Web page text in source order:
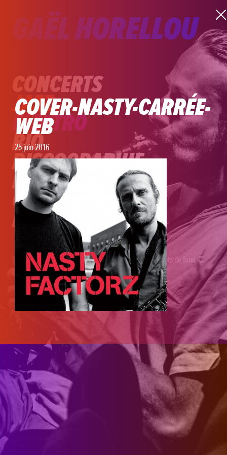
GAËL HORELLOU
COVER-NASTY-CARRÉE-
WEB
25 juin 2016
CONCERTS
JAZZ
ELECTRO
BIO
DISCOGRAPHIE
PÉDAGOGIE
CONTACT
LIENS
Gaël Horellou© 2026 / WP/ DesignLoïc Horellou/ Photo de fond ©
Babouk